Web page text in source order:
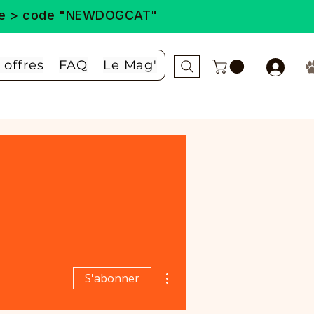
code "NEWDOGCAT"
offres FAQ Le Mag'
S'abonner